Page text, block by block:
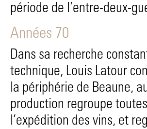
période de l’entre-deux-
Années 70
Dans sa recherche
technique, Louis Latour
la périphérie de Beaune,
production regroupe
l’expédition des vins, et